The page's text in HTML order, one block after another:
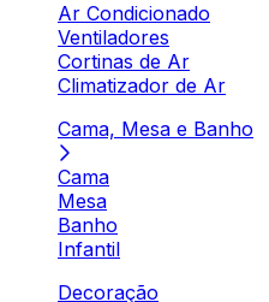
Ar Condicionado
Ventiladores
Cortinas de Ar
Climatizador de Ar
Cama, Mesa e Banho
Cama
Mesa
Banho
Infantil
Decoração